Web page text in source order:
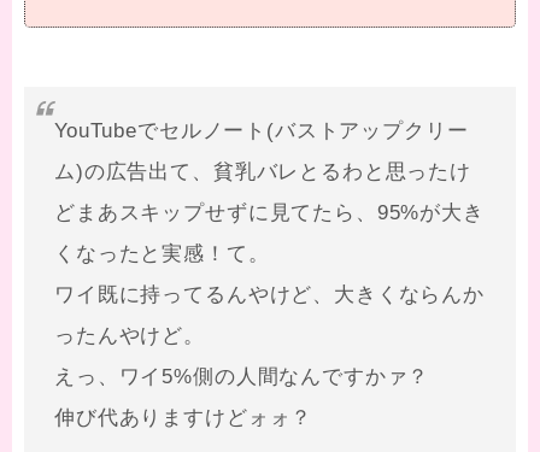
YouTubeでセルノート(バストアップクリー
ム)の広告出て、貧乳バレとるわと思ったけ
どまあスキップせずに見てたら、95%が大き
くなったと実感！て。
ワイ既に持ってるんやけど、大きくならんか
ったんやけど。
えっ、ワイ5%側の人間なんですかァ？
伸び代ありますけどォォ？